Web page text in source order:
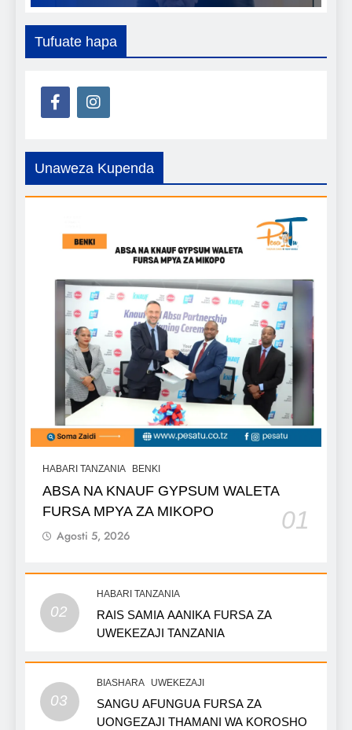
Tufuate hapa
Unaweza Kupenda
HABARI TANZANIA BENKI
ABSA NA KNAUF GYPSUM WALETA
FURSA MPYA ZA MIKOPO
01
Agosti 5, 2026
02
HABARI TANZANIA
RAIS SAMIA AANIKA FURSA ZA
UWEKEZAJI TANZANIA
03
BIASHARA UWEKEZAJI
SANGU AFUNGUA FURSA ZA
UONGEZAJI THAMANI WA KOROSHO